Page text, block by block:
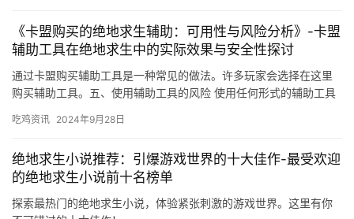
《卡盟购买的绝地求生辅助：可用性与风险分析》-卡盟
辅助工具在绝地求生中的实际效果与安全性探讨
通过卡盟购买辅助工具是一种常见的做法。许多玩家会选择在这里
购买辅助工具。五、使用辅助工具的风险 使用任何形式的辅助工具
吃鸡资讯 2024年9月28日
绝地求生小说推荐：引爆游戏世界的十大佳作-最受欢迎
的绝地求生小说前十名榜单
探索最热门的绝地求生小说，体验紧张刺激的游戏世界。这里有你